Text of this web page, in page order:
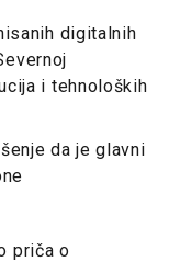
digitalnih
i tehnoloških
da je glavni
priča o